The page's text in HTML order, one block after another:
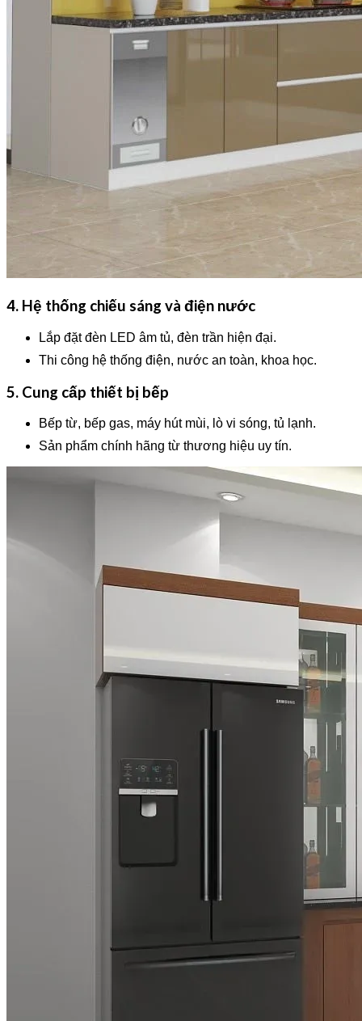
4. Hệ thống chiếu sáng và điện nước
Lắp đặt đèn LED âm tủ, đèn trần hiện đại.
Thi công hệ thống điện, nước an toàn, khoa học.
5. Cung cấp thiết bị bếp
Bếp từ, bếp gas, máy hút mùi, lò vi sóng, tủ lạnh.
Sản phẩm chính hãng từ thương hiệu uy tín.